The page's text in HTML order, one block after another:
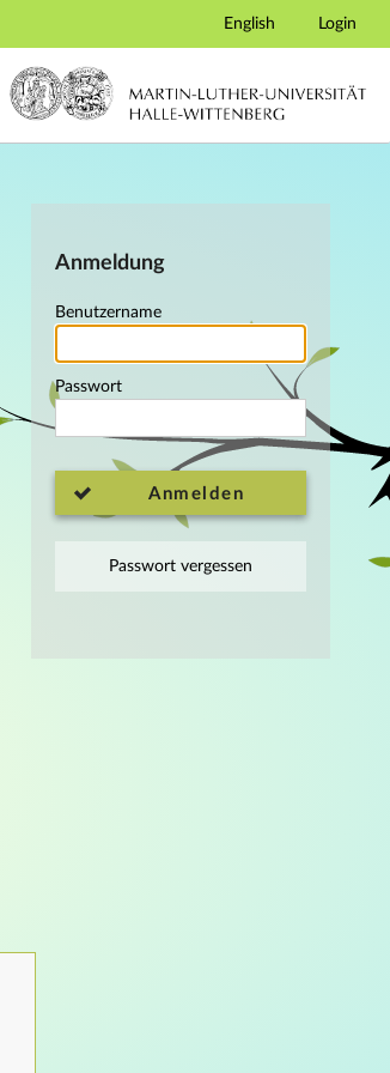
English Login
Anmeldung
Benutzername
Passwort
Anmelden
Passwort vergessen